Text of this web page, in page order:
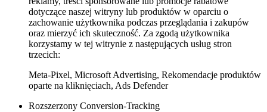
dotyczące naszej witryny lub produktów w oparciu o
zachowanie użytkownika podczas przeglądania i zakupów
oraz mierzyć ich skuteczność. Za zgodą użytkownika
korzystamy w tej witrynie z następujących usług stron
trzecich:
Meta-Pixel, Microsoft Advertising, Rekomendacje produktów
oparte na kliknięciach, Ads Defender
Rozszerzony Conversion-Tracking